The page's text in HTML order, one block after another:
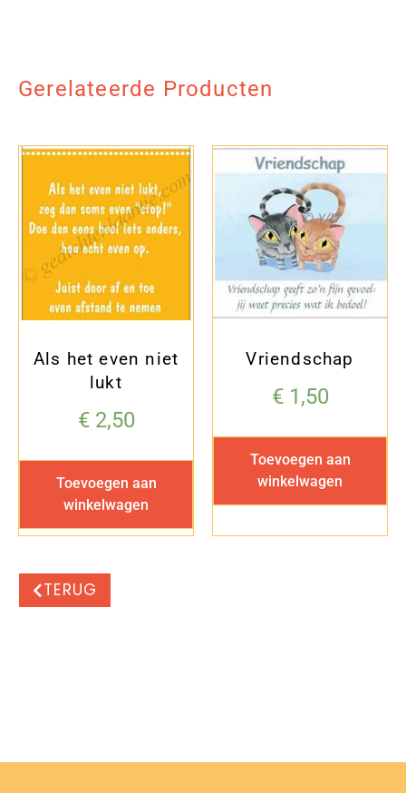
Gerelateerde Producten
Als het even niet
lukt
€2,50
Toevoegen aan
winkelwagen
Vriendschap
€1,50
Toevoegen aan
winkelwagen
TERUG